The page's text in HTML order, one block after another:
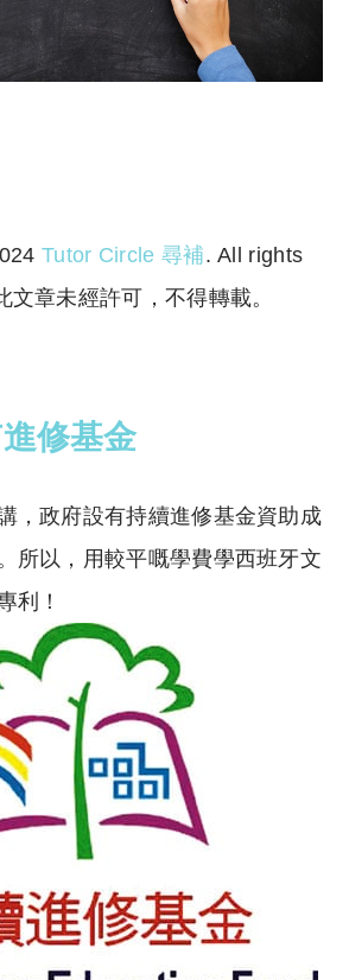
Tutor Circle 尋補. All rights
文章未經許可，不得轉載。
修基金
，政府設有持續進修基金資助成
所以，用較平嘅學費學西班牙文
利！